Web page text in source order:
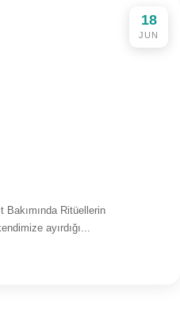
18
JUN
Ritüellerin
ayırdığı...